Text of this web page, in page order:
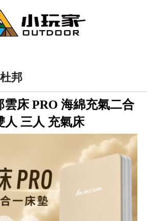
邦
雲床 PRO 海綿充氣二合
人 三人 充氣床